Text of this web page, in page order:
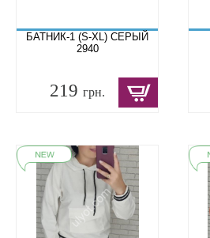
БАТНИК-1 (S-XL) СЕРЫЙ
2940
219 грн.